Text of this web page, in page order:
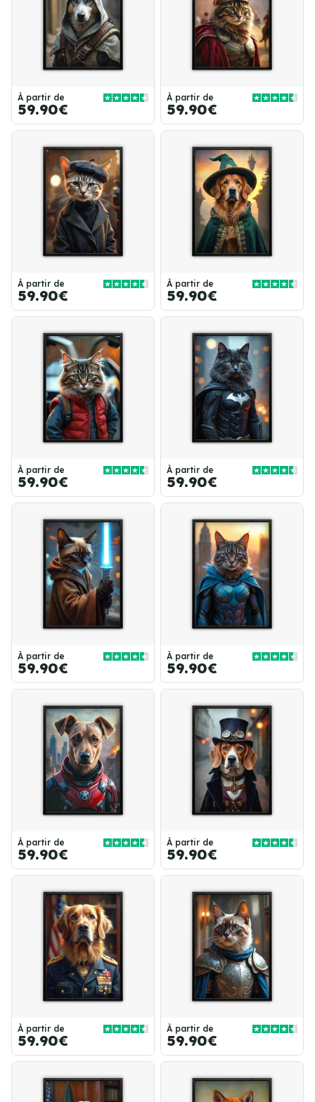
À partir de
59.90€
À partir de
59.90€
À partir de
59.90€
À partir de
59.90€
À partir de
59.90€
À partir de
59.90€
À partir de
59.90€
À partir de
59.90€
À partir de
59.90€
À partir de
59.90€
À partir de
59.90€
À partir de
59.90€